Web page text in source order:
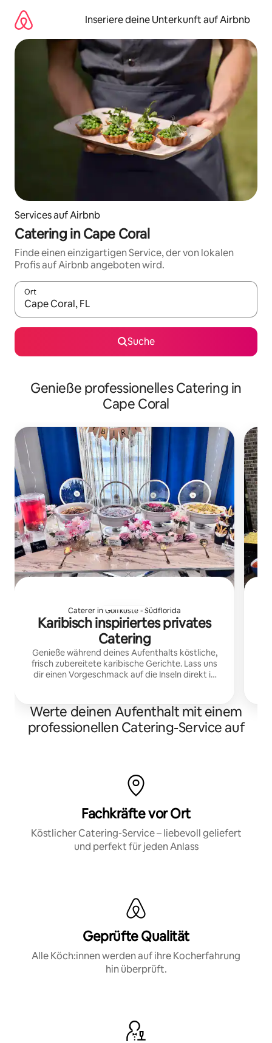
Inhalten
springen
Inseriere deine Unterkunft auf Airbnb
Services auf Airbnb
Catering in Cape Coral
Finde einen einzigartigen Service, der von lokalen
Profis auf Airbnb angeboten wird.
Ort
Wenn Ergebnisse verfügbar sind, navigiere mit den
Suche
Genieße professionelles Catering in
Cape Coral
Caterer in Golfküste - Südflorida
Karibisch inspiriertes privates
Catering
Genieße während deines Aufenthalts köstliche,
frisch zubereitete karibische Gerichte. Lass uns
dir einen Vorgeschmack auf die Inseln direkt in
Werte deinen Aufenthalt mit einem
professionellen Catering-Service auf
Fachkräfte vor Ort
Köstlicher Catering-Service – liebevoll geliefert
und perfekt für jeden Anlass
Geprüfte Qualität
Alle Köch:innen werden auf ihre Kocherfahrung
hin überprüft.